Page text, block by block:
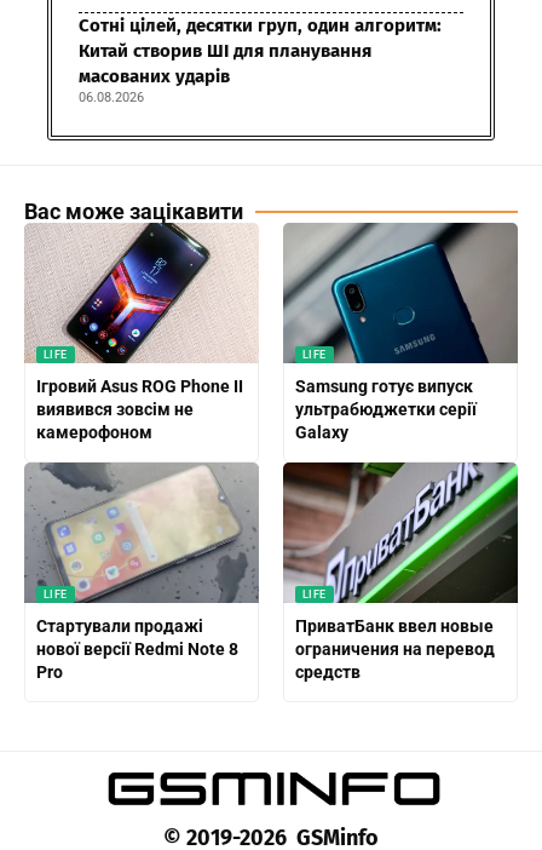
Сотні цілей, десятки груп, один алгоритм:
Китай створив ШІ для планування
масованих ударів
06.08.2026
Вас може зацікавити
LIFE
Ігровий Asus ROG Phone II
виявився зовсім не
камерофоном
LIFE
Samsung готує випуск
ультрабюджетки серії
Galaxy
LIFE
Стартували продажі
нової версії Redmi Note 8
Pro
LIFE
ПриватБанк ввел новые
ограничения на перевод
средств
© 2019-2026 GSMinfo